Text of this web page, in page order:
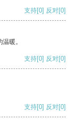
支持[0] 反对[0]
暖。
支持[0] 反对[0]
支持[0] 反对[0]